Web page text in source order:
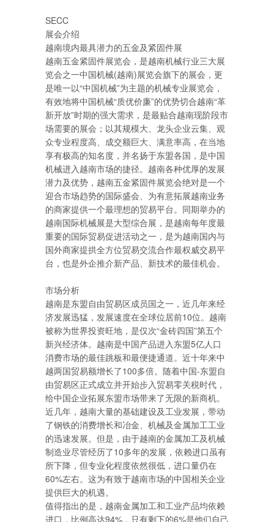
SECC
展会介绍
越南境内最具潜力的五金及紧固件展
越南五金紧固件展览会，是越南机械行业三大展
览会之一中国机械(越南)展览会旗下的展会，更
是唯一以“中国机械”为主题的机械专业展览会，
有效地将中国机械“质优价廉”的优势切合越南“革
新开放”时期的强大需求，是最贴合越南现阶段市
场需要的展会；以其规模大、龙头企业云集、观
众专业程度高、成交额巨大、满意率高，在当地
享有极高的知名度，并名扬于东盟各国，是中国
机械进入越南市场的捷径。越南各种优厚的发展
潜力及优势，越南五金紧固件展览会绝对是一个
迎合市场趋势的国际盛会、为有意拓展越南业务
的商家提供一个最理想的贸易平台。同期举办的
越南国际机械展是大型综合展，是越南每年度最
重要的国际贸易促进活动之一，是为越南国内与
国外商家提拱全方位贸易交流合作最权威交易平
台，也是外企推介新产品、新技术的最佳机会。
市场分析
越南是东盟自由贸易区成员国之一，近几年来经
济发展迅猛，发展速度在全球位居前10位。越南
被称为世界投资旺地，是仅次“金砖四国”第五个
新兴经济体。越南是中国产品进入东盟5亿人口
消费市场的最佳跳板和最便捷通道。近十年来中
越两国贸易额增长了100多倍。随着中国-东盟自
由贸易区正式成立并开始步入贸易零关税时代，
给中国企业拓展东盟市场带来了无限的新商机。
近几年，越南大量的基础建设及工业发展，带动
了钢铁的消费增长和冶金、机械及金属加工工业
的迅速发展。但是，由于越南的金属加工及机械
制造业尽管经历了10多年的发展，依赖进口虽有
所下降，但专业化程度依然很低，进口量仍在
60%左右。这为有致于越南市场的中国相关企业
提供巨大的机遇。
值得指出的是，越南金属加工和工业产品均依赖
进口，比例高达94%，只有剩下的6%是他们自己